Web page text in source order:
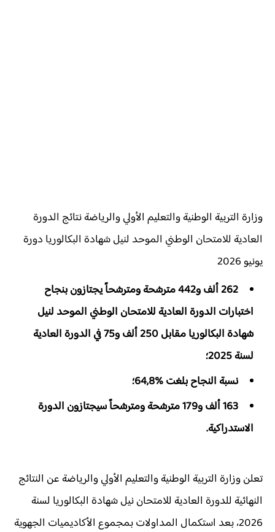
وزارة التربية الوطنية والتعليم الأولي والرياضة نتائج الدورة
العادية للامتحان الوطني الموحد لنيل شهادة البكالوريا دورة
يونيو 2026
262 ألف و442 مترشحة ومترشحاً يجتازون بنجاح
اختبارات الدورة العادية للامتحان الوطني الموحد لنيل
شهادة البكالوريا مقابل 250 ألف و75 في الدورة العادية
لسنة 2025؛
نسبة النجاح بلغت %64,8؛
163 ألف و179 مترشحة ومترشحاً سيجتازون الدورة
الاستدراكية.
تعلن وزارة التربية الوطنية والتعليم الأولي والرياضة عن النتائج
النهائية للدورة العادية للامتحان نيل شهادة البكالوريا لسنة
2026، بعد استكمال المداولات بمجموع الأكاديميات الجهوية